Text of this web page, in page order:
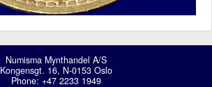
Numisma Mynthandel A/S
Kongensgt. 16, N-0153 Oslo
Phone: +47 2233 1949